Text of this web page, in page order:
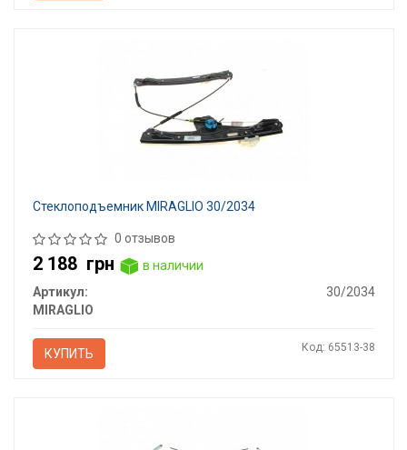
Стеклоподъемник MIRAGLIO 30/2034
0 отзывов
2 188 грн
в наличии
Артикул:
30/2034
MIRAGLIO
КУПИТЬ Код: 65513-38